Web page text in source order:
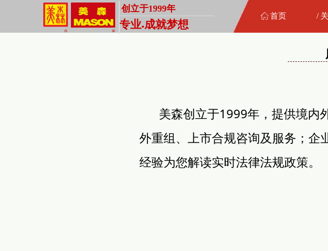
ꀇ 首页 /
创立于1999年
专业●成就梦想
美森创立于1999年，提供境内
外重组、上市合规咨询及服务；企
经验为您解读实时法律法规政策。